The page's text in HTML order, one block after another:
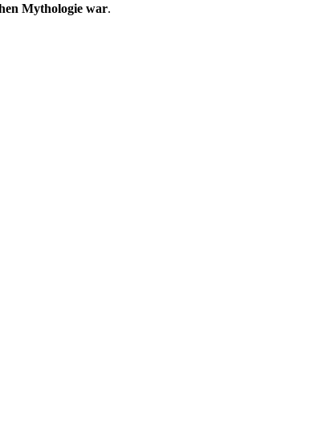
Mythologie war.